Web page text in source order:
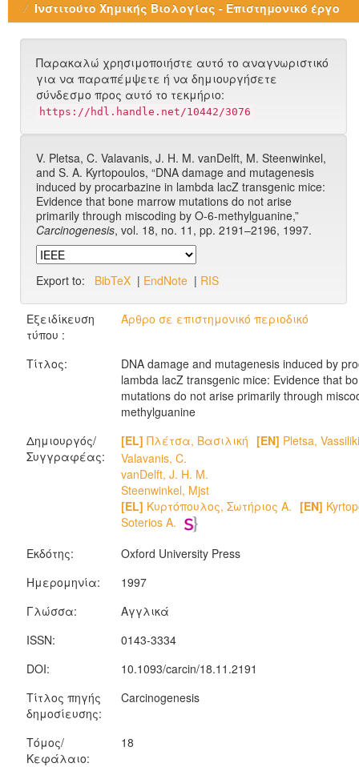
Ινστιτούτο Χημικής Βιολογίας - Επιστημονικό έργο
Παρακαλώ χρησιμοποιήστε αυτό το αναγνωριστικό
για να παραπέμψετε ή να δημιουργήσετε
σύνδεσμο προς αυτό το τεκμήριο:
https://hdl.handle.net/10442/3076
V. Pletsa, C. Valavanis, J. H. M. vanDelft, M. Steenwinkel,
and S. A. Kyrtopoulos, “DNA damage and mutagenesis
induced by procarbazine in lambda lacZ transgenic mice:
Evidence that bone marrow mutations do not arise
primarily through miscoding by O-6-methylguanine,”
Carcinogenesis, vol. 18, no. 11, pp. 2191–2196, 1997.
Export to: BibTeX | EndNote | RIS
Εξειδίκευση
τύπου :
Άρθρο σε επιστημονικό περιοδικό
Τίτλος:
DNA damage and mutagenesis induced by
lambda lacZ transgenic mice: Evidence that
mutations do not arise primarily through
methylguanine
Δημιουργός/
Συγγραφέας:
[EL] Πλέτσα, Βασιλική [EN] Pletsa, Vassiliki
Valavanis, C.
vanDelft, J. H. M.
Steenwinkel, Mjst
[EL] Κυρτόπουλος, Σωτήριος Α. [EN]
Soterios A.
Εκδότης:
Oxford University Press
Ημερομηνία:
1997
Γλώσσα:
Αγγλικά
ISSN:
0143-3334
DOI:
10.1093/carcin/18.11.2191
Τίτλος πηγής
δημοσίευσης:
Carcinogenesis
Τόμος/
Κεφάλαιο:
18